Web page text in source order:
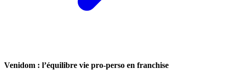
Venidom : l’équilibre vie pro-perso en franchise